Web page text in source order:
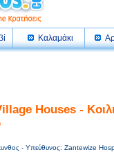
Καλαμάκι
Houses -
- Υπεύθυνος: Zantewize